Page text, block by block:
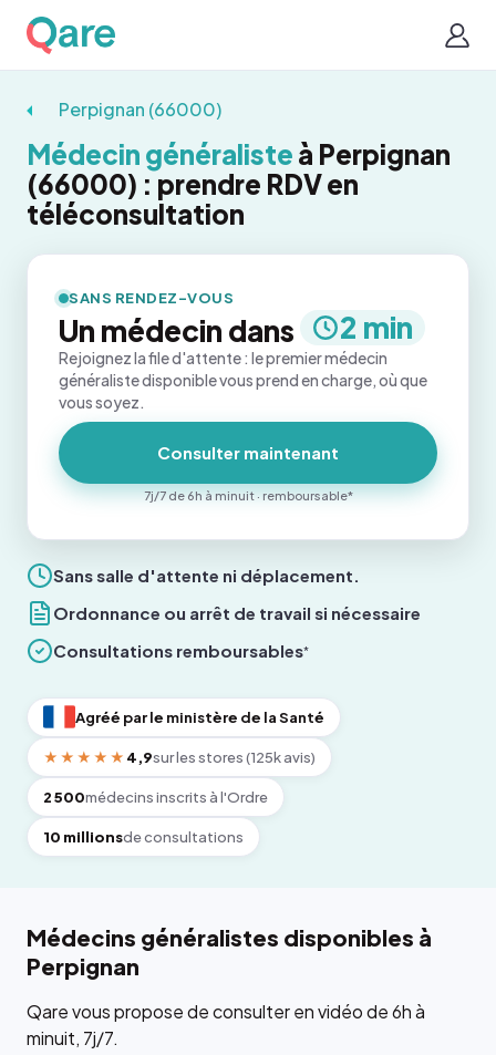
Perpignan (66000)
Médecin généraliste à Perpignan
(66000) : prendre RDV en
téléconsultation
Sans salle d'attente ni déplacement.
Ordonnance ou arrêt de travail si nécessaire
Consultations remboursables*
Agréé par le ministère de la Santé
★★★★★ 4,9sur les stores (125k avis)
2 500médecins inscrits à l'Ordre
10 millionsde consultations
SANS RENDEZ-VOUS
Un médecin dans 2 min
Rejoignez la file d'attente : le premier médecin
généraliste disponible vous prend en charge, où que
vous soyez.
Consulter maintenant
7j/7 de 6h à minuit · remboursable*
Médecins généralistes disponibles à
Perpignan
Qare vous propose de consulter en vidéo de 6h à
minuit, 7j/7.